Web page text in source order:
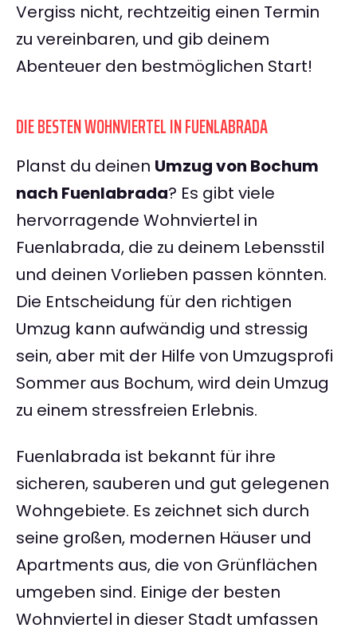
Vergiss nicht, rechtzeitig einen Termin
zu vereinbaren, und gib deinem
Abenteuer den bestmöglichen Start!
DIE BESTEN WOHNVIERTEL IN FUENLABRADA
Planst du deinen Umzug von Bochum
nach Fuenlabrada? Es gibt viele
hervorragende Wohnviertel in
Fuenlabrada, die zu deinem Lebensstil
und deinen Vorlieben passen könnten.
Die Entscheidung für den richtigen
Umzug kann aufwändig und stressig
sein, aber mit der Hilfe von Umzugsprofi
Sommer aus Bochum, wird dein Umzug
zu einem stressfreien Erlebnis.
Fuenlabrada ist bekannt für ihre
sicheren, sauberen und gut gelegenen
Wohngebiete. Es zeichnet sich durch
seine großen, modernen Häuser und
Apartments aus, die von Grünflächen
umgeben sind. Einige der besten
Wohnviertel in dieser Stadt umfassen